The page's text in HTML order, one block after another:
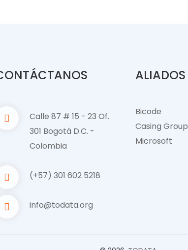
Calle 87 # 15 - 23 Of.
301 Bogotá D.C. -
Colombia
(+57) 301 602 5218
info@todata.org
ALIADOS
Bicode
Casing Group
Microsoft